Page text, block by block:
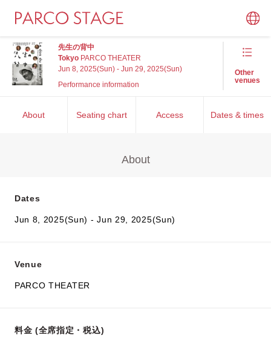
先生の背中
Tokyo PARCO THEATER
Jun 8, 2025(Sun) - Jun 29, 2025(Sun)
Performance information
Other
venues
About Seating chart Access Dates & times
About
Dates
Jun 8, 2025(Sun) - Jun 29, 2025(Sun)
Venue
PARCO THEATER
料金 (全席指定・税込)